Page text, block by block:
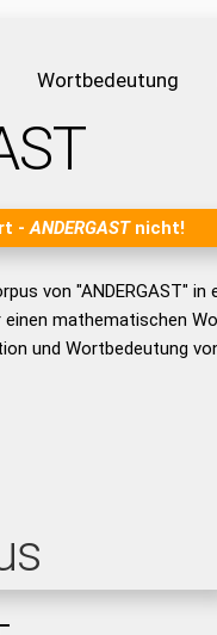
Wortbedeutung
-ANDERGASTnicht!
von "ANDERGAST"
einen mathematischen
und Wortbedeutung